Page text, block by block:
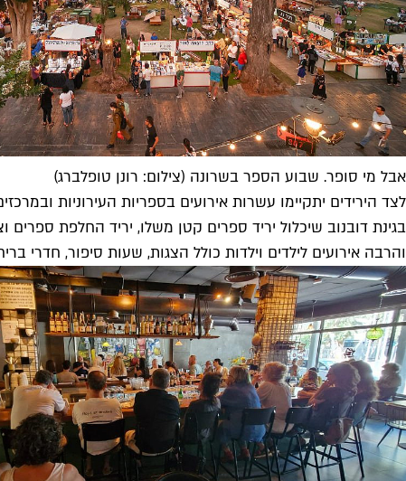
אבל מי סופר. שבוע הספר בשרונה (צילום: רונן טופלברג)
לצד הירידים יתקיימו עשרות אירועים בספריות העירוניות
בגינת דובנוב שיכלול יריד ספרים קטן משלו, יריד החלפת
והרבה אירועים לילדים וילדות כולל הצגות, שעות סיפור, חדרי